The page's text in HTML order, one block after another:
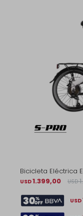
Bicicleta Eléctrica
USD1.399,00 USD
USD